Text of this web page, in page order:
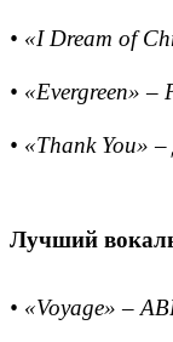
• «I Dream of
• «Evergreen» –
• «Thank You»
Лучший
• «Voyage» –